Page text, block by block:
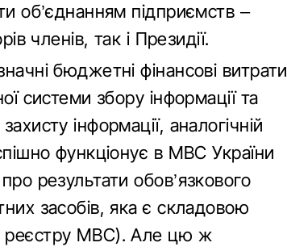
об’єднанням підприємств –
членів, так і Президії.
бюджетні фінансові витрати
системи збору інформації та
інформації, аналогічній
функціонує в МВС України
результати обов’язкового
засобів, яка є складовою
реєстру МВС). Але цю ж